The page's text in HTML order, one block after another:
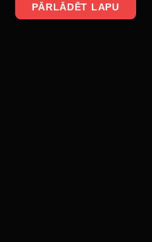
PĀRLĀDĒT LAPU